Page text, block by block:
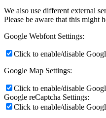
We also use different external
Please be aware that this might
Google Webfont Settings:
Click to enable/disable
Google Map Settings:
Click to enable/disable
Google reCaptcha Settings:
Click to enable/disable